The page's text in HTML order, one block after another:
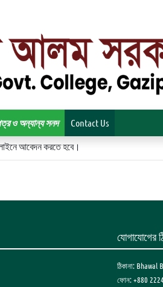
ও অন্যান্য সনদ Contact Us
আবেদন করতে হবে।
যোগাযোগের
ঠিকানা:
ফোন: +880